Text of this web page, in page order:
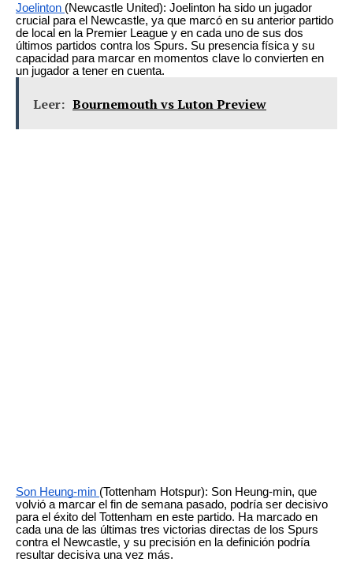
Joelinton (Newcastle United): Joelinton ha sido un jugador
crucial para el Newcastle, ya que marcó en su anterior partido
de local en la Premier League y en cada uno de sus dos
últimos partidos contra los Spurs. Su presencia física y su
capacidad para marcar en momentos clave lo convierten en
un jugador a tener en cuenta.
Leer: Bournemouth vs Luton Preview
Son Heung-min (Tottenham Hotspur): Son Heung-min, que
volvió a marcar el fin de semana pasado, podría ser decisivo
para el éxito del Tottenham en este partido. Ha marcado en
cada una de las últimas tres victorias directas de los Spurs
contra el Newcastle, y su precisión en la definición podría
resultar decisiva una vez más.